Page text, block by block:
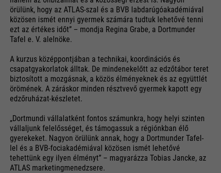
örülünk, hogy az ATLAS-szal és a BVB labdarúgóakadémiával
közösen ismét ennyi gyermek számára tudtuk lehetővé tenni
ezt az értékes időt” – mondja Regina Grabe, a Dortmunder
Tafel e. V. alelnöke.
A kurzus középpontjában a technikai, koordinációs és
csapatgyakorlatok álltak. De mindenekelőtt az edzőtábor teret
biztosított a mozgásnak, a közös élményeknek és az együttlét
örömének. A záráskor minden résztvevő gyermek kapott egy
edzőruházat-készletet.
„Dortmundi vállalatként fontos számunkra, hogy helyi szinten
vállaljunk felelősséget, és támogassuk a régiónkban élő
gyerekeket. Nagyon örülünk annak, hogy a Dortmunder Tafel-
lel és a BVB-fociakadémiával közösen ismét lehetővé
tehettünk egy ilyen élményt” – magyarázza Tobias Jancke, az
ATLAS marketingmenedzsere.